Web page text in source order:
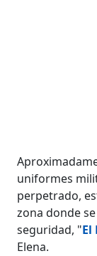
uniformes
perpetrado,
zona donde
seguridad, "El
Elena.